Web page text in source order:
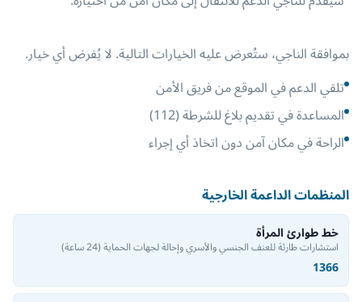
بموافقة الناجي، ستُعرض عليه الخيارات التالية. لا يُفرض أي خيار.
تلقي الدعم في الموقع من فريق الأمن
المساعدة في تقديم بلاغ للشرطة (112)
الراحة في مكان آمن دون اتخاذ أي إجراء
المنظمات الداعمة الخارجية
خط طوارئ المرأة
استشارات طارئة للعنف الجنسي والأسري وإحالة لجهات الحماية (24 ساعة)
1366